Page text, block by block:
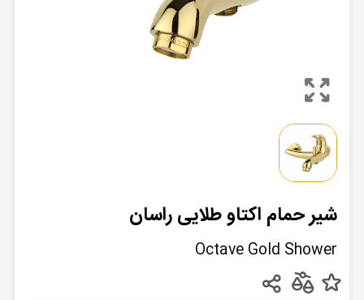
شیر حمام اکتاو طلایی راسان
Octave Gold Shower